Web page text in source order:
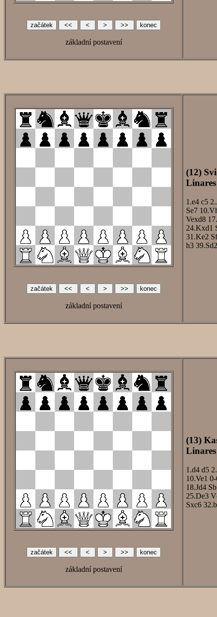
základní postavení
základní postavení
(12)
1.e4 c5
Se7
Vexd8
24.Kxd1
31.Ke2
h3 39.Sd2
základní postavení
(13)
1.d4 d5
10.Ve1
18.Jd4
25.De3
Sxc6